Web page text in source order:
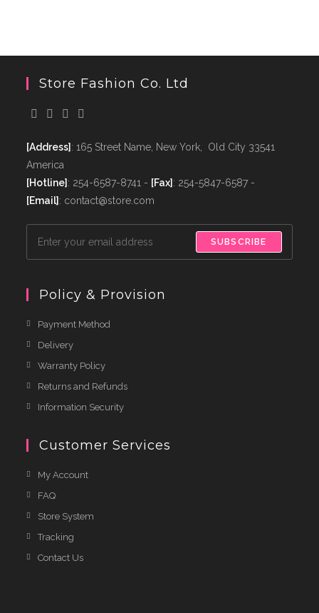
Store Fashion Co. Ltd
[Address]: 165 Street Name, New York, Old City 33541
America
[Hotline]: 254-6587-8741 - [Fax]: 254-5847-6587 -
[Email]: contact@store.com
SUBSCRIBE
Policy & Provision
Payment Method
Delivery
Warranty Policy
Returns and Refunds
Information Security
Customer Services
My Account
FAQ
Store System
Tracking
Contact Us